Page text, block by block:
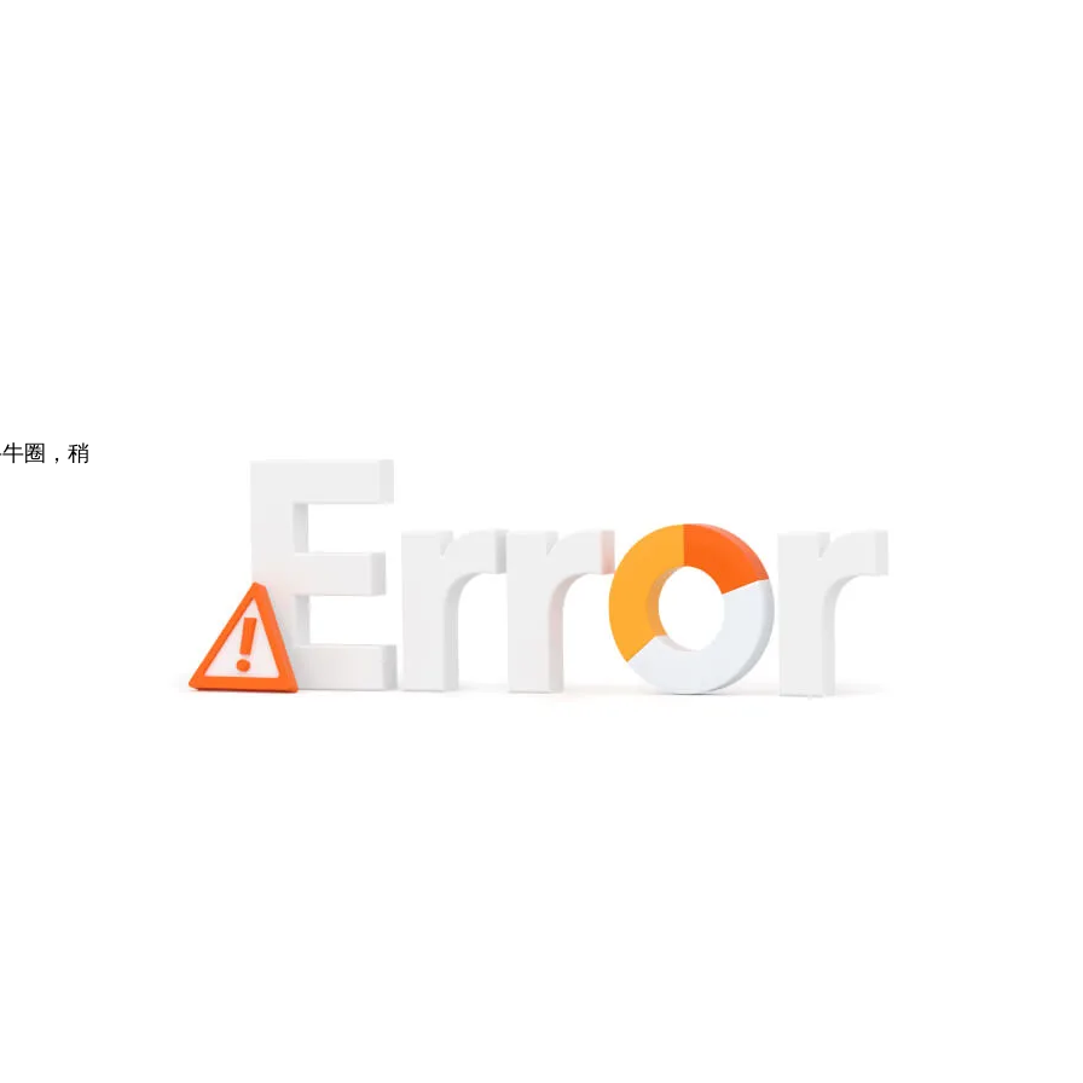
圈，稍